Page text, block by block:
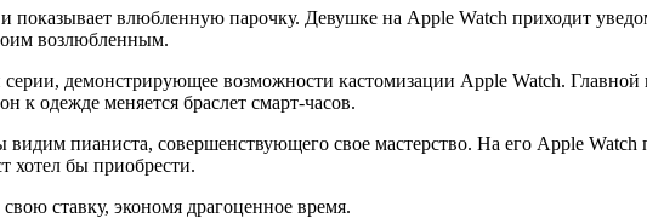
показывает влюбленную парочку. Девушке на Apple Watch приходит
возлюбленным.
демонстрирующее возможности кастомизации Apple Watch.
к одежде меняется браслет смарт-часов.
видим пианиста, совершенствующего свое мастерство. На его Apple
хотел бы приобрести.
ставку, экономя драгоценное время.